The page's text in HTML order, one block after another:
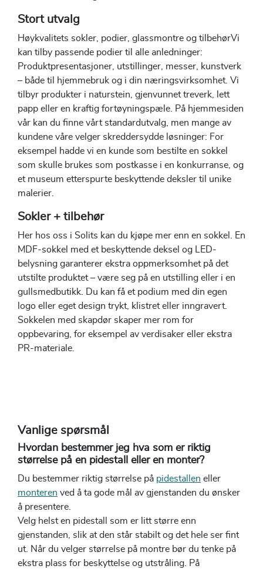
Stort utvalg
Høykvalitets sokler, podier, glassmontre og tilbehørVi
kan tilby passende podier til alle anledninger:
Produktpresentasjoner, utstillinger, messer, kunstverk
– både til hjemmebruk og i din næringsvirksomhet. Vi
tilbyr produkter i naturstein, gjenvunnet treverk, lett
papp eller en kraftig fortøyningspæle. På hjemmesiden
vår kan du finne vårt standardutvalg, men mange av
kundene våre velger skreddersydde løsninger: For
eksempel hadde vi en kunde som bestilte en sokkel
som skulle brukes som postkasse i en konkurranse, og
et museum etterspurte beskyttende deksler til unike
malerier.
Sokler + tilbehør
Her hos oss i Solits kan du kjøpe mer enn en sokkel. En
MDF-sokkel med et beskyttende deksel og LED-
belysning garanterer ekstra oppmerksomhet på det
utstilte produktet – være seg på en utstilling eller i en
gullsmedbutikk. Du kan få et podium med din egen
logo eller eget design trykt, klistret eller inngravert.
Sokkelen med skapdør skaper mer rom for
oppbevaring, for eksempel av verdisaker eller ekstra
PR-materiale.
Vanlige spørsmål
Hvordan bestemmer jeg hva som er riktig
størrelse på en pidestall eller en monter?
Du bestemmer riktig størrelse på pidestallen eller
monteren ved å ta gode mål av gjenstanden du ønsker
å presentere.
Velg helst en pidestall som er litt større enn
gjenstanden, slik at den står stabilt og det hele ser fint
ut. Når du velger størrelse på montre bør du tenke på
ekstra plass for beskyttelse og utstråling. På